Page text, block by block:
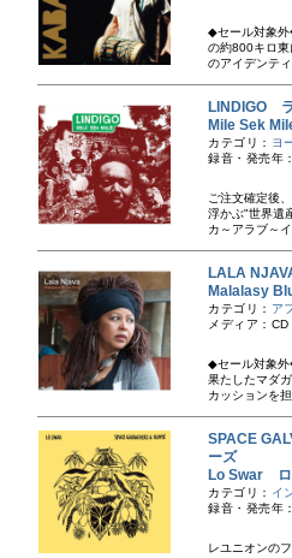
◆セール対象外
の約800キロ東
のアイデンテ
LINDIGO
Mile Sek
カテゴリ： ヨ
録音・発売年
ご注文確定後
浮かぶ"世界遺
カ～アラブ～
LALA
Malalasy
カテゴリ： ア
メディア：CD
◆セール対象外
果たしたマダ
カッションを
SPACE
ーズ
Lo Swar ロ
カテゴリ： イ
録音・発売年
レユニオンの